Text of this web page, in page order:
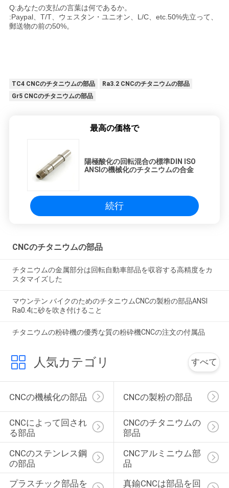
Q:あなたの支払の言葉は何であるか。
:Paypal、T/T、ウェスタン・ユニオン、L/C、etc.50%先立って、
郵送物の前の50%。
TC4 CNCのチタニウムの部品
Ra3.2 CNCのチタニウムの部品
Gr5 CNCのチタニウムの部品
最高の価格で
陽極酸化の回転混合の標準DIN ISO
ANSIの機械化のチタニウムの合金
続行
CNCのチタニウムの部品
チタニウムの金属部分は回転自動車部品を収容する高精度をカ
スタマイズした
マウンテン バイクのためのチタニウムCNCの製粉の部品ANSI
Ra0.4に砂を吹き付けること
チタニウムの粉砕機の優秀な質の粉砕機CNCの注文の付属品
人気カテゴリ すべて
CNCの機械化の部品 CNCの製粉の部品
CNCによって回され
る部品
CNCのチタニウムの
部品
CNCのステンレス鋼
の部品
CNCアルミニウム部
品
プラスチック部品を
真鍮CNCは部品を回